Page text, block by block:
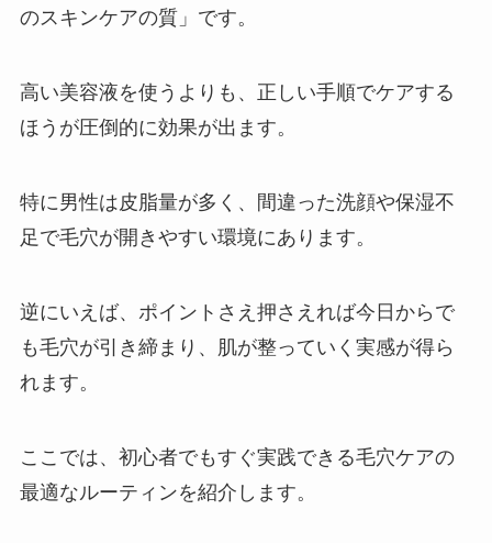
のスキンケアの質」です。
高い美容液を使うよりも、正しい手順でケアする
ほうが圧倒的に効果が出ます。
特に男性は皮脂量が多く、間違った洗顔や保湿不
足で毛穴が開きやすい環境にあります。
逆にいえば、ポイントさえ押さえれば今日からで
も毛穴が引き締まり、肌が整っていく実感が得ら
れます。
ここでは、初心者でもすぐ実践できる毛穴ケアの
最適なルーティンを紹介します。